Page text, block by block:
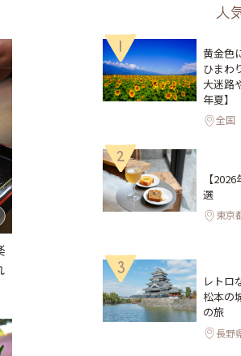
人
1
黄金色
ひまわ
大迷路
年夏】
全国
2
【
選
東京
3
レトロ
松本の
の旅
長野